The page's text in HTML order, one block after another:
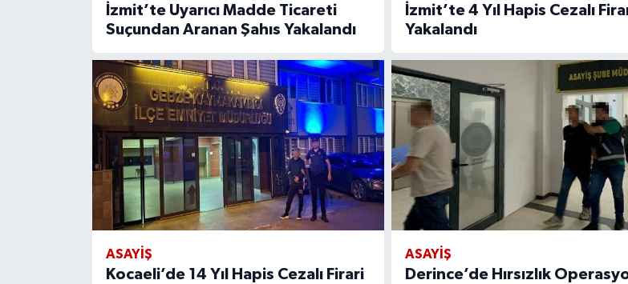
İzmit’te Uyarıcı Madde Ticareti
Suçundan Aranan Şahıs Yakalandı
İzmit’te 4 Yıl Hapis Cezalı
Yakalandı
ASAYİŞ
Kocaeli’de 14 Yıl Hapis Cezalı Firari
ASAYİŞ
Derince’de Hırsızlık